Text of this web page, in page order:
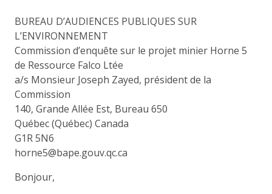
BUREAU D’AUDIENCES PUBLIQUES SUR
L’ENVIRONNEMENT
Commission d’enquête sur le projet minier Horne 5
de Ressource Falco Ltée
a/s Monsieur Joseph Zayed, président de la
Commission
140, Grande Allée Est, Bureau 650
Québec (Québec) Canada
G1R 5N6
horne5@bape.gouv.qc.ca
Bonjour,